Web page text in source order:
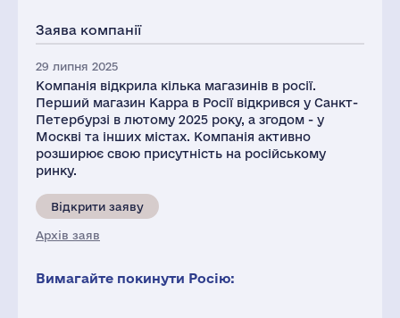
Заява компанії
29 липня 2025
Компанія відкрила кілька магазинів в росії.
Перший магазин Kappa в Росії відкрився у Санкт-
Петербурзі в лютому 2025 року, а згодом - у
Москві та інших містах. Компанія активно
розширює свою присутність на російському
ринку.
Відкрити заяву
Архів заяв
Вимагайте покинути Росію: